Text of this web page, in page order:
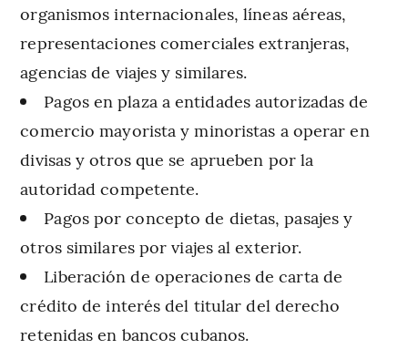
organismos internacionales, líneas aéreas,
representaciones comerciales extranjeras,
agencias de viajes y similares.
Pagos en plaza a entidades autorizadas de
comercio mayorista y minoristas a operar en
divisas y otros que se aprueben por la
autoridad competente.
Pagos por concepto de dietas, pasajes y
otros similares por viajes al exterior.
Liberación de operaciones de carta de
crédito de interés del titular del derecho
retenidas en bancos cubanos.